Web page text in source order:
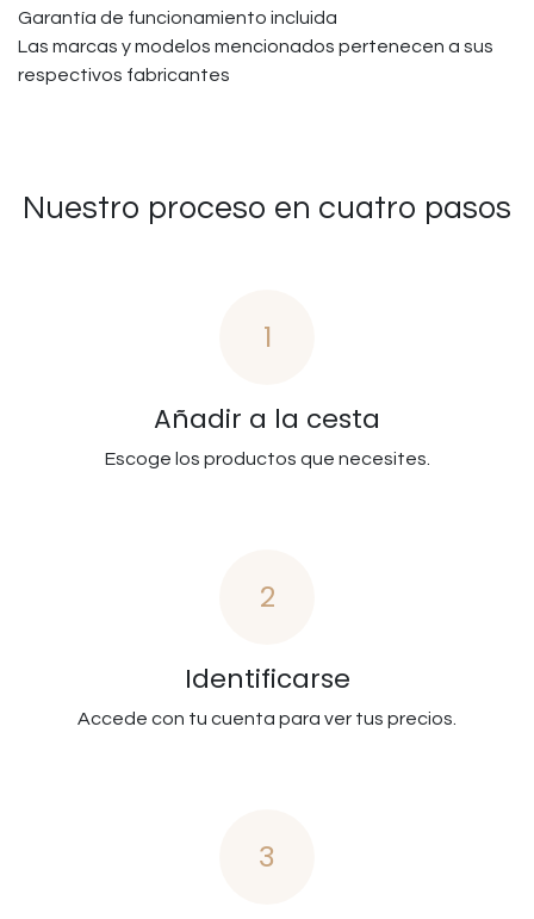
Garantía de funcionamiento incluida
Las marcas y modelos mencionados pertenecen a sus
respectivos fabricantes
Nuestro proceso en cuatro pasos
1
Añadir a la cesta
Escoge los productos que necesites.
2
Identificarse
Accede con tu cuenta para ver tus precios.
3